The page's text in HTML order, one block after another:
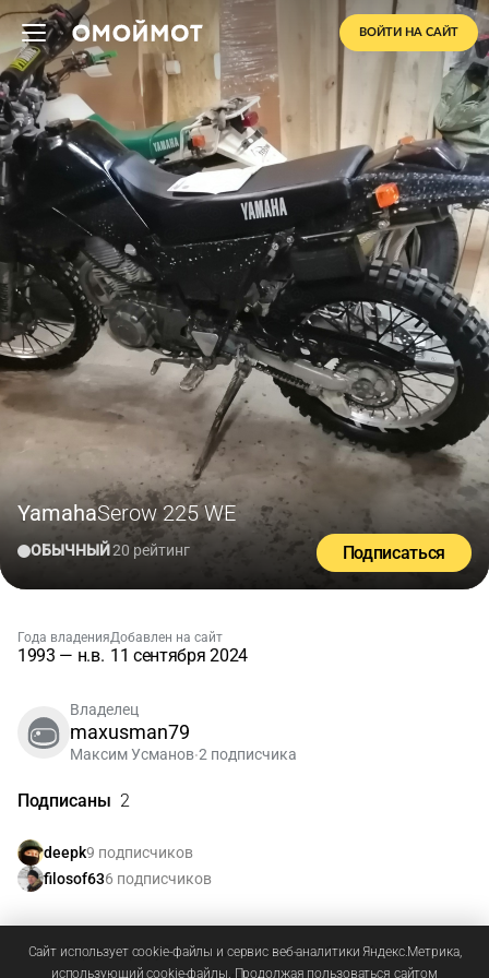
ВОЙТИ НА САЙТ
YamahaSerow 225 WE
ОБЫЧНЫЙ20 рейтинг Подписаться
Года владения
1993 — н.в.
Добавлен на сайт
11 сентября 2024
Владелец
maxusman79
Максим Усманов•2 подписчика
Подписаны 2
deepk9 подписчиков
filosof636 подписчиков
Зарегистрируйтесьиливойдите, чтобы добавлять
Сайт использует cookie-файлы и сервис веб-аналитики Яндекс.Метрика,
использующий cookie-файлы. Продолжая пользоваться сайтом